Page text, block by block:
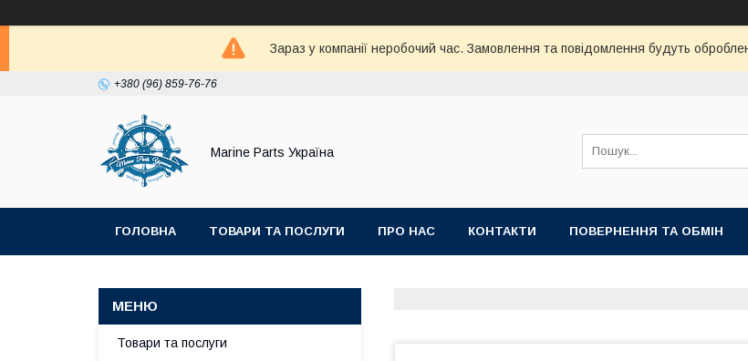
Зараз у компанії неробочий час. Замовлення та повідомлення будуть
+380 (96) 859-76-76
Marine Parts Україна
ГОЛОВНА ТОВАРИ ТА ПОСЛУГИ ПРО НАС КОНТАКТИ ПОВЕРНЕННЯ ТА ОБМІН
Товари та послуги